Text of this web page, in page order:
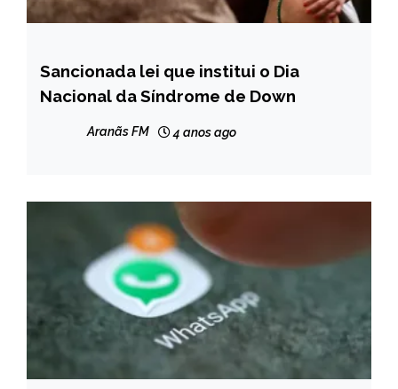
NOTÍCIAS
Sancionada lei que institui o Dia
Nacional da Síndrome de Down
Aranãs FM 4 anos ago